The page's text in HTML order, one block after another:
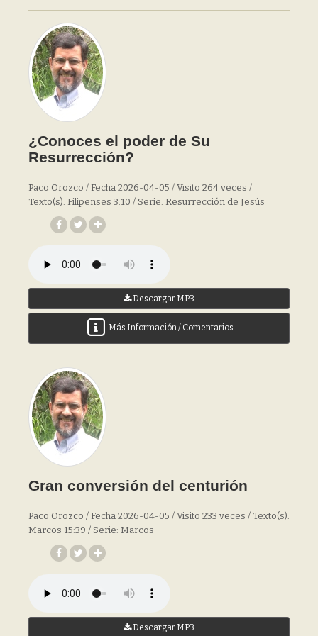
¿Conoces el poder de Su
Resurrección?
Paco Orozco / Fecha 2026-04-05 / Visito 264 veces /
Texto(s): Filipenses 3:10 / Serie: Resurrección de Jesús
Descargar MP3
Más Información / Comentarios
Gran conversión del centurión
Paco Orozco / Fecha 2026-04-05 / Visito 233 veces / Texto(s):
Marcos 15:39 / Serie: Marcos
Descargar MP3